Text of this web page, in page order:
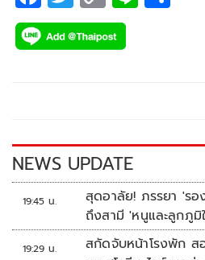
ac
e
k
wi
tt
o
p
k
NEWS UPDATE
19:45 น.
สุดอาลัย! ภรรยา 'ร
ถึงสามี 'หนูและลูกภูมิ
19:29 น.
สกัดจับหน้าโรงพัก ส